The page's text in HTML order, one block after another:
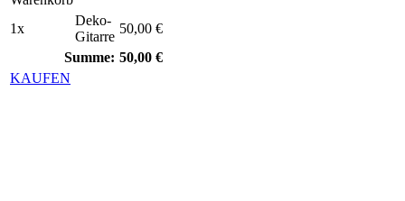
1x
Deko-
Gitarre
50,00 €
Summe: 50,00 €
KAUFEN